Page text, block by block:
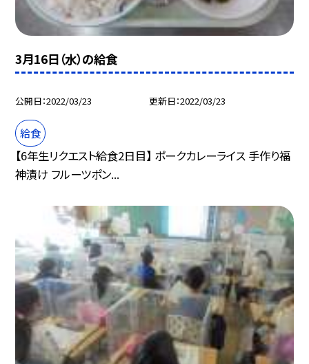
3月16日（水）の給食
公開日 2022/03/23 更新日 2022/03/23
給食
【6年生リクエスト給食2日目】 ポークカレーライス 手作り福
神漬け フルーツポン...